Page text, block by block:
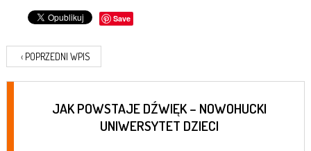
Save
‹ POPRZEDNI WPIS
JAK POWSTAJE DŹWIĘK – NOWOHUCKI
UNIWERSYTET DZIECI